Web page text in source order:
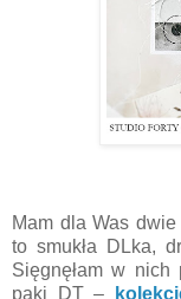
Mam dla Was
to smukła DLka,
Sięgnęłam w
paki DT –